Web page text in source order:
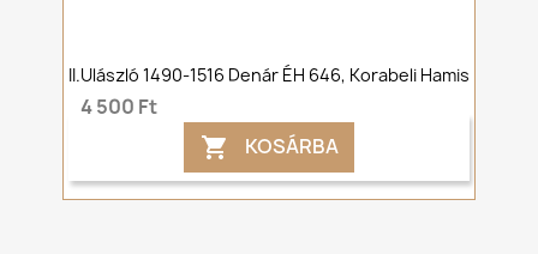
II.Ulászló 1490-1516 Denár ÉH 646, Korabeli Hamis
4 500 Ft
 KOSÁRBA